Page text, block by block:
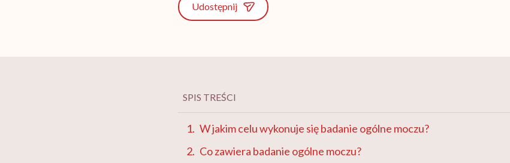
Udostępnij
SPIS TREŚCI
W jakim celu wykonuje się badanie ogólne moczu?
Co zawiera badanie ogólne moczu?